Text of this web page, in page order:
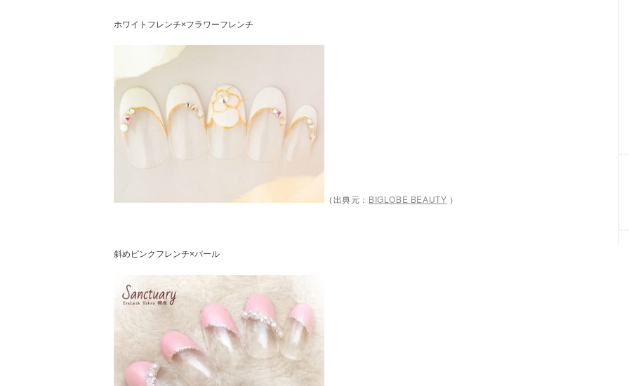
ホワイトフレンチ×フラワーフレンチ
（出典元： BIGLOBE BEAUTY ）
斜めピンクフレンチ×パール